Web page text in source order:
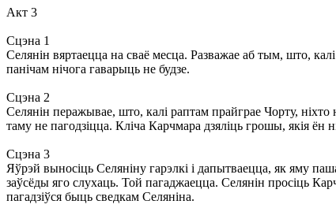
Акт 3
Сцэна 1
Селянін вяртаецца на сваё месца. Разважае аб тым, што,
панічам нічога гаварыць не будзе.
Сцэна 2
Селянін перажывае, што, калі раптам прайграе Чорту, ніхто
таму не пагодзіцца. Кліча Карчмара дзяліць грошы, якія ён
Сцэна 3
Яўрэй выносіць Селяніну гарэлкі і дапытваецца, як яму
заўсёды яго слухаць. Той пагаджаецца. Селянін просіць
пагадзіўся быць сведкам Селяніна.